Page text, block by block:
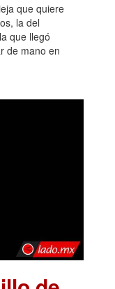
que quiere
la del
que llegó
de mano en